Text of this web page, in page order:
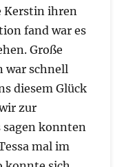
Kerstin ihren
fand war es
Große
war schnell
diesem Glück
zur
konnten
mal im